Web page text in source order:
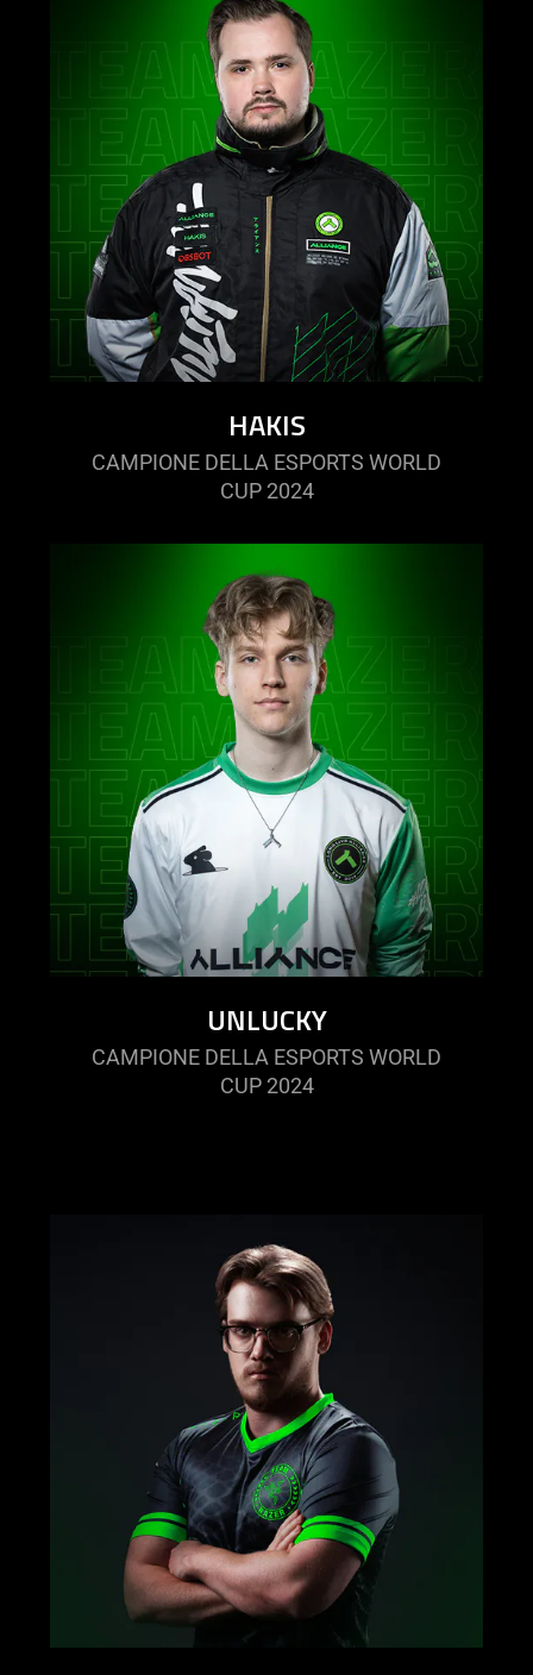
HAKIS
CAMPIONE DELLA ESPORTS WORLD
CUP 2024
UNLUCKY
CAMPIONE DELLA ESPORTS WORLD
CUP 2024